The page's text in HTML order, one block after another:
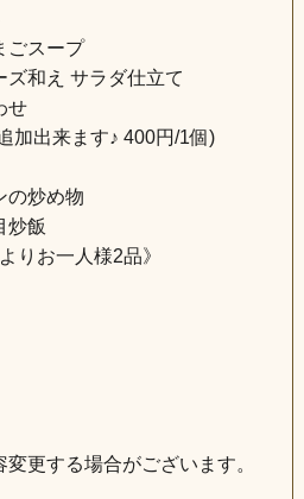
ごスープ
ズ和え サラダ仕立て
せ
加出来ます♪ 400円/1個)
の炒め物
炒飯
りお一人様2品》
更する場合がございます。